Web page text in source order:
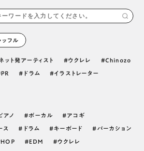
ッフル
ット発アーティスト ウクレレ Chinozo
PR ドラム イラストレーター
アノ ボーカル アコギ
ス ドラム キーボード パーカション
EDM ウクレレ